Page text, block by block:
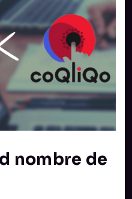
nombre de